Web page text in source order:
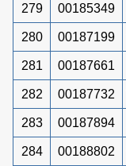
279 00185349
280 00187199
281 00187661
282 00187732
283 00187894
284 00188802